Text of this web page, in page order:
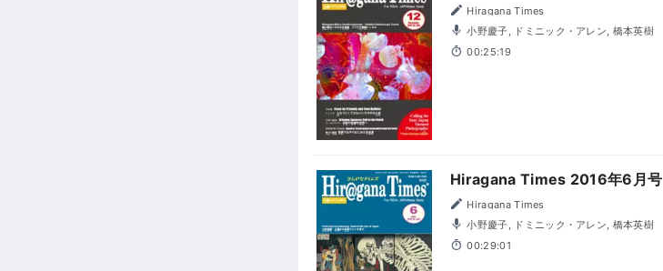
Hiragana Times
小野慶子, ドミニック・アレン, 橋本英樹
00:25:19
Hiragana Times 2016年6月号
Hiragana Times
小野慶子, ドミニック・アレン, 橋本英樹
00:29:01